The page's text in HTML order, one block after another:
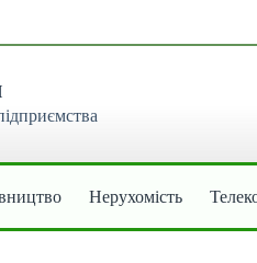
Нерухомість